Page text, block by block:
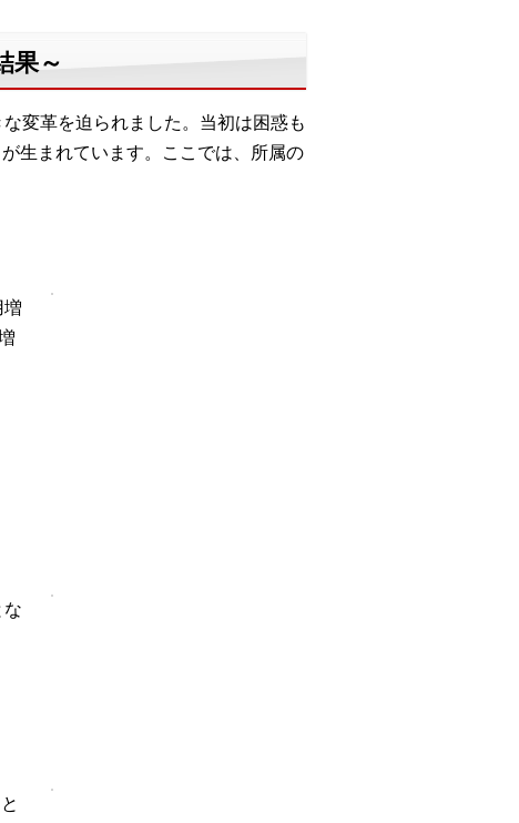
果～
変革を迫られました。当初は困惑も
生まれています。ここでは、所属の
増
な